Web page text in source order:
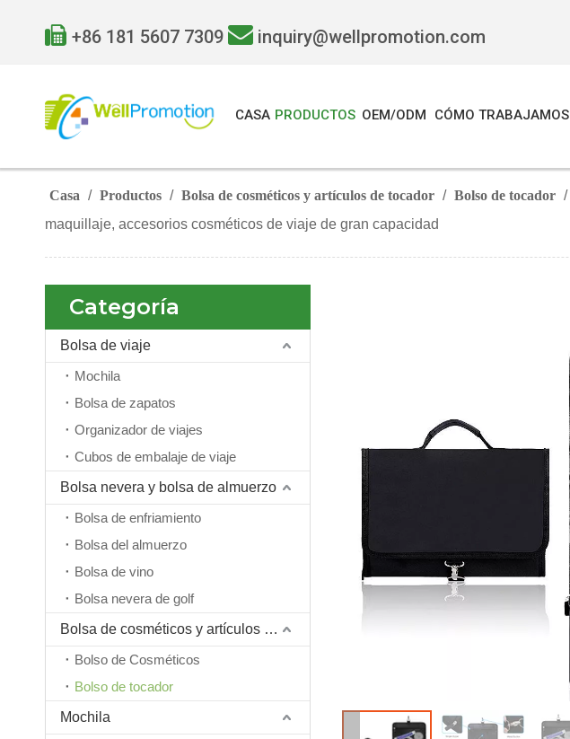
 +86 181 5607 7309  inquiry@wellpromotion.com
CASA PRODUCTOS OEM/ODM CÓMO TRABAJAMOS
Casa / Productos / Bolsa de cosméticos y artículos de tocador / Bolso de tocador /
maquillaje, accesorios cosméticos de viaje de gran capacidad
Categoría
Bolsa de viaje
Mochila
Bolsa de zapatos
Organizador de viajes
Cubos de embalaje de viaje
Bolsa nevera y bolsa de almuerzo
Bolsa de enfriamiento
Bolsa del almuerzo
Bolsa de vino
Bolsa nevera de golf
Bolsa de cosméticos y artículos de tocador
Bolso de Cosméticos
Bolso de tocador
Mochila